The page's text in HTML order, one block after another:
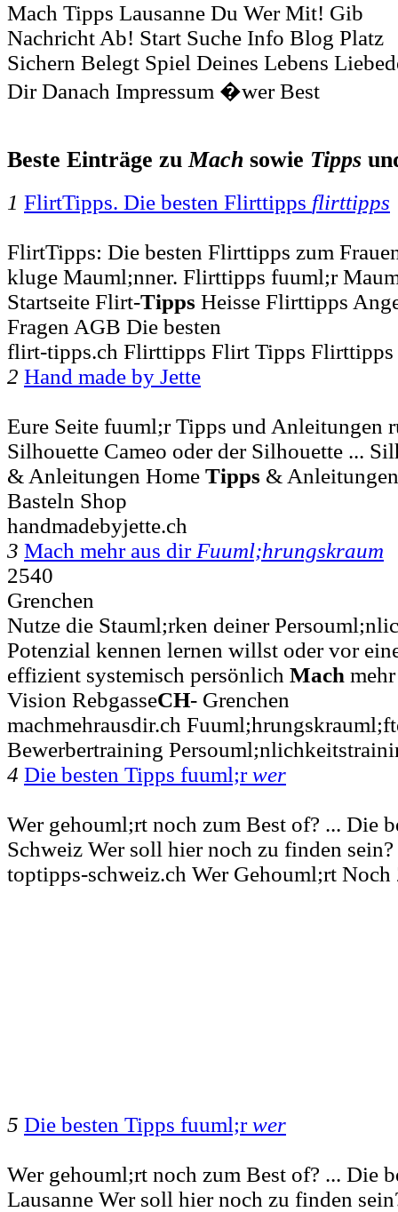
Mach Tipps Lausanne Du Wer Mit! Gib
Nachricht Ab! Start Suche Info Blog Platz
Sichern Belegt Spiel Deines Lebens
Dir Danach Impressum �wer Best
Beste Einträge zuMach sowie Tipps
1 FlirtTipps. Die besten Flirttipps flirttipps
FlirtTipps: Die besten Flirttipps zum
kluge Mauml;nner. Flirttipps fuuml;r
Startseite Flirt-Tipps Heisse Flirttipps
Fragen AGB Die besten
flirt-tipps.ch Flirttipps Flirt Tipps
2 Hand made by Jette
Eure Seite fuuml;r Tipps und Anleitungen
Silhouette Cameo oder der Silhouette ...
& Anleitungen Home Tipps &
Basteln Shop
handmadebyjette.ch
3 Mach mehr aus dir Fuuml;hrungskraum
2540
Grenchen
Nutze die Stauml;rken deiner
Potenzial ke nne n lernen willst oder vor
effizient systemisch persönlich Mach
Vision RebgasseCH- Grenchen
machmehrausdir.ch
Bewerbertraining
4 Die besten Tipps fuuml;rwer
Wer gehouml;rt noch zum Best of? ... Die
Schweiz Wer soll hier noch zu finden sein?
toptipps-schweiz.ch Wer Gehouml;rt Noch
5 Die besten Tipps fuuml;rwer
Wer gehouml;rt noch zum Best of? ... Die
Lausanne Wer soll hier noch zu finden